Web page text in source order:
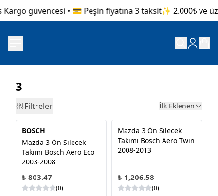
güvencesi • 💳 Peşin fiyatına 3 taksit✨ 2.000₺ ve
3
Filtreler İlk Eklenen
BOSCH
Mazda 3 Ön Silecek
Takımı Bosch Aero Eco
2003-2008
₺ 803.47
(0)
Mazda 3 Ön Silecek
Takımı Bosch Aero Twin
2008-2013
₺ 1,206.58
(0)